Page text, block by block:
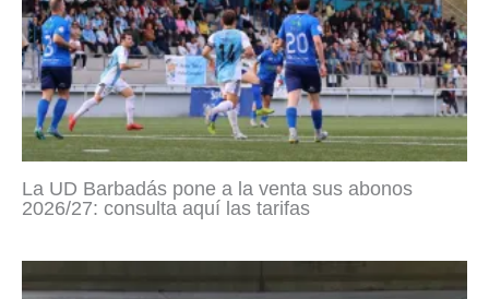
La UD Barbadás pone a la venta sus abonos
2026/27: consulta aquí las tarifas